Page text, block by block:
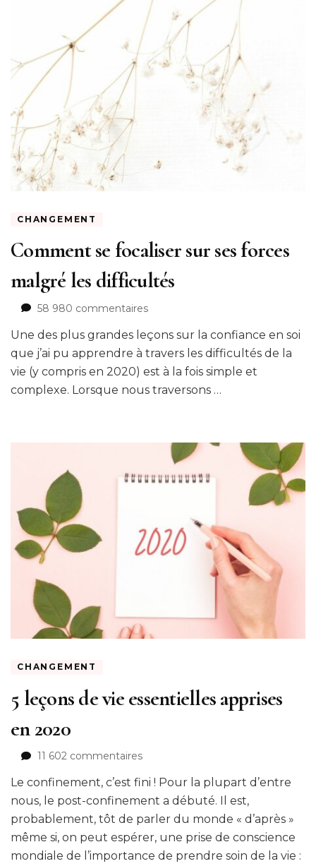
CHANGEMENT
Comment se focaliser sur ses forces
malgré les difficultés
58 980 commentairessur
se
focaliser
sur
forces
difficultés
Une des plus grandes leçons sur la confiance en soi
que j’ai pu apprendre à travers les difficultés de la
vie (y compris en 2020) est à la fois simple et
complexe. Lorsque nous traversons …
CHANGEMENT
5 leçons de vie essentielles apprises
en 2020
11 602 commentairessur
leçons
de
vie
apprises
en
Le confinement, c’est fini ! Pour la plupart d’entre
nous, le post-confinement a débuté. Il est,
probablement, tôt de parler du monde « d’après »
même si, on peut espérer, une prise de conscience
mondiale de l’importance de prendre soin de la vie :